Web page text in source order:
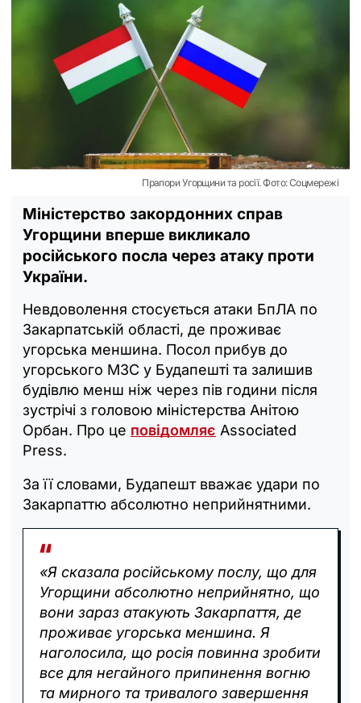
Прапори Угорщини та росії. Фото: Соцмережі
Міністерство закордонних справ
Угорщини вперше викликало
російського посла через атаку проти
України.
Невдоволення стосується атаки БпЛА по
Закарпатській області, де проживає
угорська меншина. Посол прибув до
угорського МЗС у Будапешті та залишив
будівлю менш ніж через пів години після
зустрічі з головою міністерства Анітою
Орбан. Про це повідомляє Associated
Press.
За її словами, Будапешт вважає удари по
Закарпаттю абсолютно неприйнятними.
«Я сказала російському послу, що для
Угорщини абсолютно неприйнятно, що
вони зараз атакують Закарпаття, де
проживає угорська меншина. Я
наголосила, що росія повинна зробити
все для негайного припинення вогню
та мирного та тривалого завершення